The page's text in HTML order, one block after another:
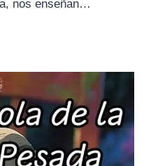
nos enseñan…